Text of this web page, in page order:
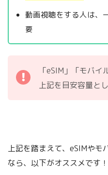
動画視聴をする人は、
要
「eSIM」「モバイ
上記を目安容量と
上記を踏まえて、eSIMや
なら、以下がオススメです！